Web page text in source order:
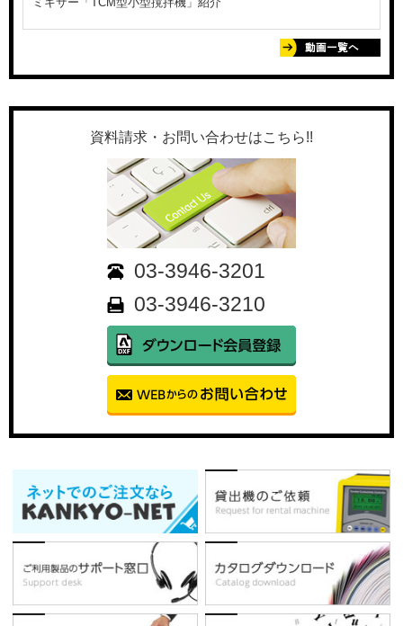
資料請求・お問い合わせはこちら!!
03-3946-3201
03-3946-3210